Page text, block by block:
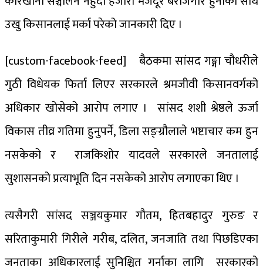
उखु किसानलाई मर्का परेको जानकारी दिए ।
[custom-facebook-feed]
बैठकमा सांसद गङ्गा चौधरीले
गुठी विधेयक फिर्ता लिएर सरकारले श्रमजीवी किसानवर्गको
अधिकार खोसेको आरोप लगाए । सांसद शशी श्रेष्ठले ऊर्जा
विकास तीव्र गतिमा हुनुपर्ने, डिला सङ्ग्रौलाले भष्टाचार कम हुन
नसकेको र राजकिशोर यादवले सरकारले जनतालाई
सुशासनको प्रत्याभूति दिन नसकेको आरोप लगाएका थिए ।
त्यसैगरी सांसद सञ्जयकुमार गौतम, हितबहादुर गुरुङ र
सरिताकुमारी गिरीले गरीब, दलित, जनजाति तथा पिछडिएका
जनताका अधिकारलाई सुनिश्चित गर्नाका लागि सरकारको